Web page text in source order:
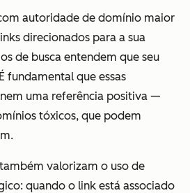
autoridade de domínio maior
direcionados para a sua
de busca entendem que seu
fundamental que essas
uma referência positiva —
tóxicos, que podem
valorizam o uso de
quando o link está associado